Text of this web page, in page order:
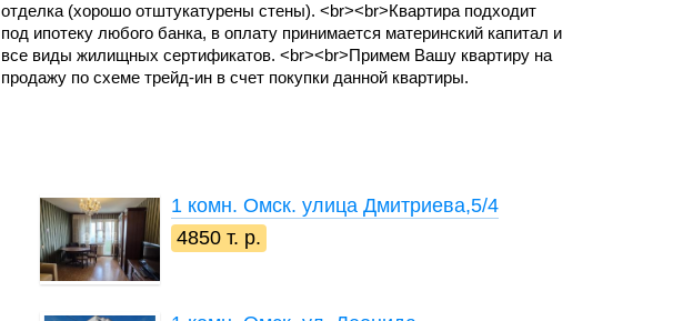
отделка (хорошо отштукатурены стены). <br><br>Квартира подходит
под ипотеку любого банка, в оплату принимается материнский капитал и
все виды жилищных сертификатов. <br><br>Примем Вашу квартиру на
продажу по схеме трейд-ин в счет покупки данной квартиры.
1 комн.Омск. улица Дмитриева,5/4
4850 т. р.